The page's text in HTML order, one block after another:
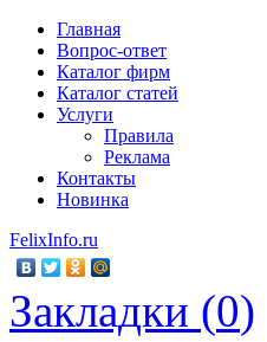
Главная
Вопрос-ответ
Каталог фирм
Каталог статей
Услуги
Правила
Реклама
Контакты
Новинка
FelixInfo.ru
Закладки (0)